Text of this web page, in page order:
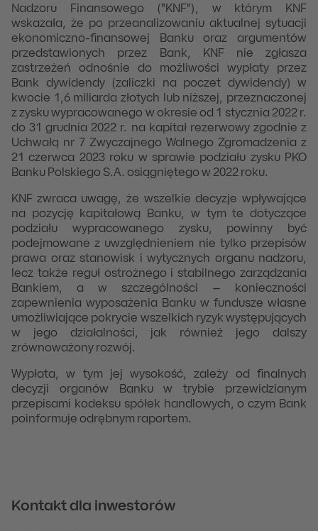
Nadzoru Finansowego ("KNF"), w którym KNF
wskazała, że po przeanalizowaniu aktualnej sytuacji
ekonomiczno-finansowej Banku oraz argumentów
przedstawionych przez Bank, KNF nie zgłasza
zastrzeżeń odnośnie do możliwości wypłaty przez
Bank dywidendy (zaliczki na poczet dywidendy) w
kwocie 1,6 miliarda złotych lub niższej, przeznaczonej
z zysku wypracowanego w okresie od 1 stycznia 2022 r.
do 31 grudnia 2022 r. na kapitał rezerwowy zgodnie z
Uchwałą nr 7 Zwyczajnego Walnego Zgromadzenia z
21 czerwca 2023 roku w sprawie podziału zysku PKO
Banku Polskiego S.A. osiągniętego w 2022 roku.
KNF zwraca uwagę, że wszelkie decyzje wpływające
na pozycję kapitałową Banku, w tym te dotyczące
podziału wypracowanego zysku, powinny być
podejmowane z uwzględnieniem nie tylko przepisów
prawa oraz stanowisk i wytycznych organu nadzoru,
lecz także reguł ostrożnego i stabilnego zarządzania
Bankiem, a w szczególności – konieczności
zapewnienia wyposażenia Banku w fundusze własne
umożliwiające pokrycie wszelkich ryzyk występujących
w jego działalności, jak również jego dalszy
zrównoważony rozwój.
Wypłata, w tym jej wysokość, zależy od finalnych
decyzji organów Banku w trybie przewidzianym
przepisami kodeksu spółek handlowych, o czym Bank
poinformuje odrębnym raportem.
Kontakt dla inwestorów